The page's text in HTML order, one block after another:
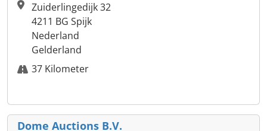
Zuiderlingedijk 32
4211 BG Spijk
Nederland
Gelderland
37 Kilometer
Dome Auctions B.V.